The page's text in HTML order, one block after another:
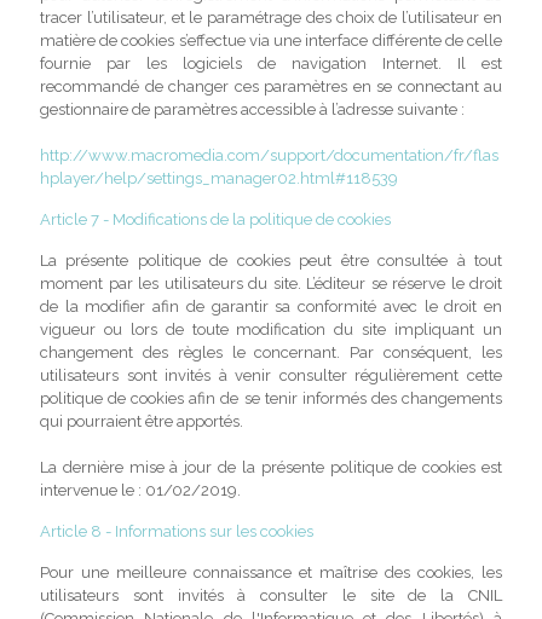
tracer l’utilisateur, et le paramétrage des choix de l’utilisateur en
matière de cookies s’effectue via une interface différente de celle
fournie par les logiciels de navigation Internet. Il est
recommandé de changer ces paramètres en se connectant au
gestionnaire de paramètres accessible à l’adresse suivante :
http://www.macromedia.com/support/documentation/fr/flas
hplayer/help/settings_manager02.html#118539
Article 7 - Modifications de la politique de cookies
La présente politique de cookies peut être consultée à tout
moment par les utilisateurs du site. L’éditeur se réserve le droit
de la modifier afin de garantir sa conformité avec le droit en
vigueur ou lors de toute modification du site impliquant un
changement des règles le concernant. Par conséquent, les
utilisateurs sont invités à venir consulter régulièrement cette
politique de cookies afin de se tenir informés des changements
qui pourraient être apportés.
La dernière mise à jour de la présente politique de cookies est
intervenue le : 01/02/2019.
Article 8 - Informations sur les cookies
Pour une meilleure connaissance et maîtrise des cookies, les
utilisateurs sont invités à consulter le site de la CNIL